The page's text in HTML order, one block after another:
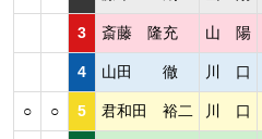
3 斎藤 隆充 山 陽
4 山田 徹 川 口
○ ○ 5 君和田 裕二 川 口